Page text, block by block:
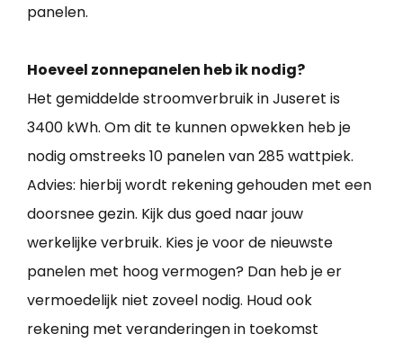
panelen.
Hoeveel zonnepanelen heb ik nodig?
Het gemiddelde stroomverbruik in Juseret is
3400 kWh. Om dit te kunnen opwekken heb je
nodig omstreeks 10 panelen van 285 wattpiek.
Advies: hierbij wordt rekening gehouden met een
doorsnee gezin. Kijk dus goed naar jouw
werkelijke verbruik. Kies je voor de nieuwste
panelen met hoog vermogen? Dan heb je er
vermoedelijk niet zoveel nodig. Houd ook
rekening met veranderingen in toekomst